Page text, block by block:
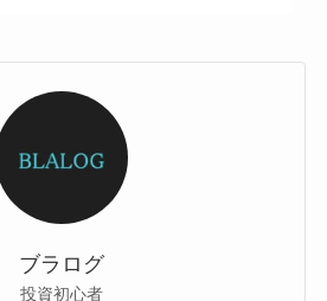
ブラログ
投資初心者